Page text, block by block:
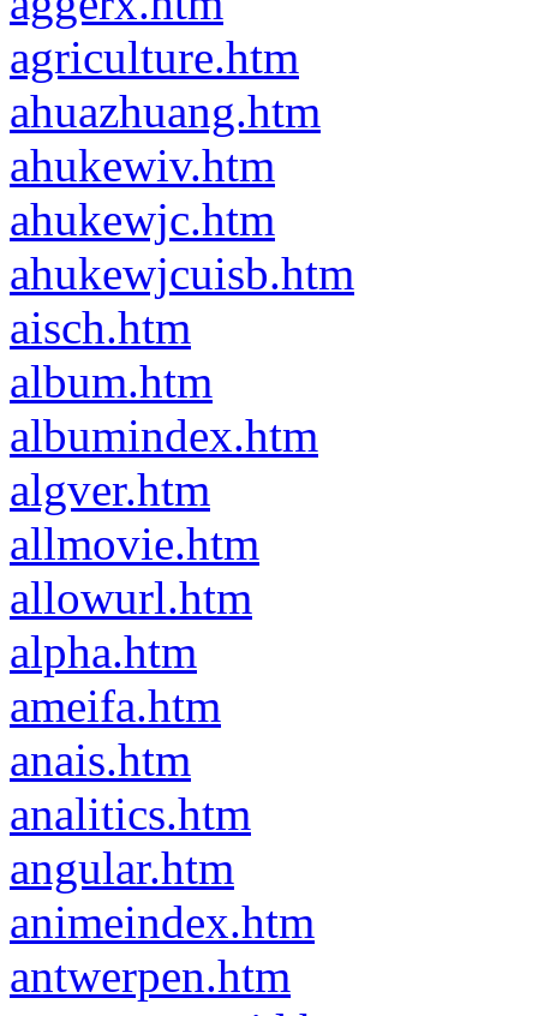
agriculture.htm
ahuazhuang.htm
ahukewiv.htm
ahukewjc.htm
ahukewjcuisb.htm
aisch.htm
album.htm
albumindex.htm
algver.htm
allmovie.htm
allowurl.htm
alpha.htm
ameifa.htm
anais.htm
analitics.htm
angular.htm
animeindex.htm
antwerpen.htm